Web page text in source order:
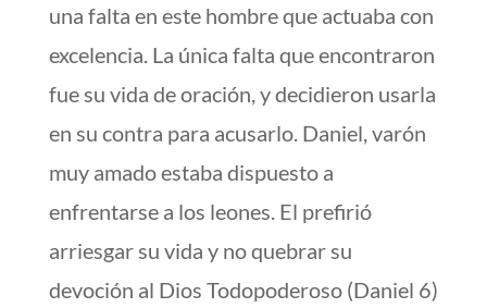
una falta en este hombre que actuaba con
excelencia. La única falta que encontraron
fue su vida de oración, y decidieron usarla
en su contra para acusarlo. Daniel, varón
muy amado estaba dispuesto a
enfrentarse a los leones. El prefirió
arriesgar su vida y no quebrar su
devoción al Dios Todopoderoso (Daniel 6)